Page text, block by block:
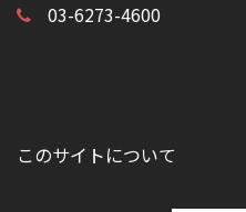
03-6273-4600
このサイトについて